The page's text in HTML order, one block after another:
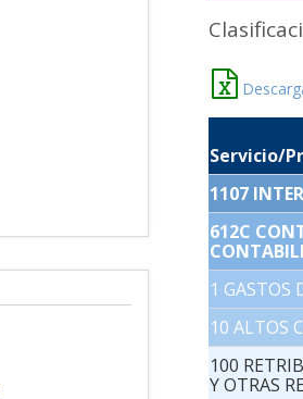
Servicio/
1107
612C
1 GASTOS
10 ALTOS
100
Y OTRAS